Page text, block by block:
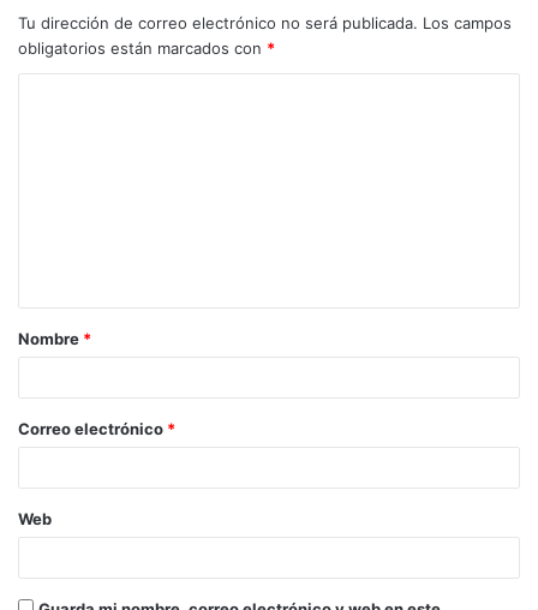
Tu dirección de correo electrónico no será publicada. Los campos
obligatorios están marcados con *
Nombre *
Correo electrónico *
Web